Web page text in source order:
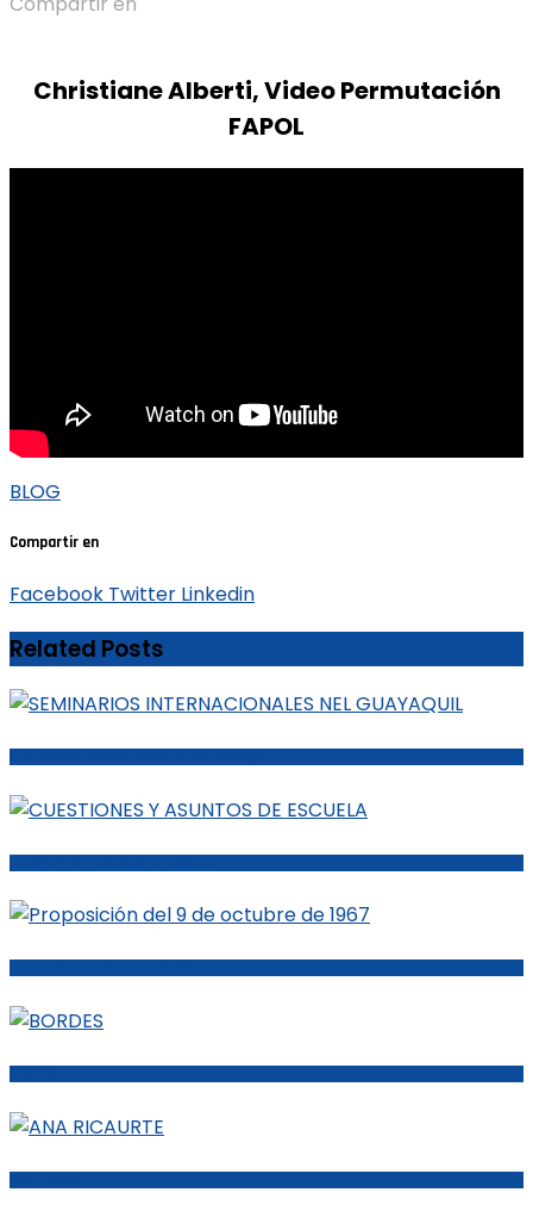
Christiane Alberti, Video Permutación
FAPOL
BLOG
Compartir en
Facebook Twitter Linkedin
Related Posts